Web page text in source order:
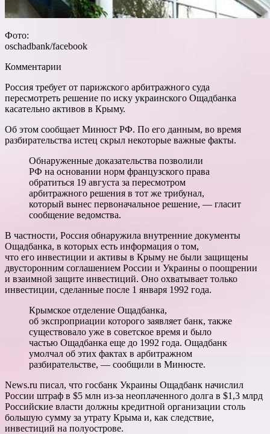
Фото:
oschadbank/facebook
Комментарии
Россия требует от парижского арбитражного суда
пересмотреть решение по иску украинского Ощадбанка
касательно активов в Крыму.
Об этом сообщает Минюст РФ. По его данным, во время
разбирательства истец скрыл некоторые важные факты.
Обнаруженные доказательства позволили
РФ на основании норм французского права
обратиться 19 августа за пересмотром
арбитражного решения в тот же трибунал,
который вынес первоначальное решение, — гласит
сообщение ведомства.
В частности, Россия обнаружила внутренние документы
Ощадбанка, в которых есть информация о том,
что его инвестиции и активы в Крыму не были защищены
двусторонним соглашением России и Украины о поощрении
и взаимной защите инвестиций. Оно охватывает только
инвестиции, сделанные после 1 января 1992 года.
Крымское отделение Ощадбанка,
об экспроприации которого заявляет банк, также
существовало уже в советское время и было
частью Ощадбанка еще до 1992 года. Ощадбанк
умолчал об этих фактах в арбитражном
разбирательстве, — сообщили в Минюсте.
News.ru писал, что госбанк Украины Ощадбанк начислил
России штраф в $5 млн из-за неоплаченного долга в $1,3 млрд
Российские власти должны кредитной организации столь
большую сумму за утрату Крыма и, как следствие,
инвестиций на полуострове.